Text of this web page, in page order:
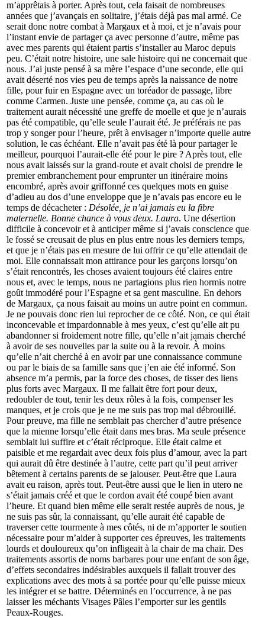
m’apprêtais à porter. Après tout, cela faisait de nombreuses
années que j’avançais en solitaire, j’étais déjà pas mal armé. Ce
serait donc notre combat à Margaux et à moi, et je n’avais pour
l’instant envie de partager ça avec personne d’autre, même pas
avec mes parents qui étaient partis s’installer au Maroc depuis
peu. C’était notre histoire, une sale histoire qui ne concernait que
nous. J’ai juste pensé à sa mère l’espace d’une seconde, elle qui
avait déserté nos vies peu de temps après la naissance de notre
fille, pour fuir en Espagne avec un toréador de passage, libre
comme Carmen. Juste une pensée, comme ça, au cas où le
traitement aurait nécessité une greffe de moelle et que je n’aurais
pas été compatible, qu’elle seule l’aurait été. Je préférais ne pas
trop y songer pour l’heure, prêt à envisager n’importe quelle autre
solution, le cas échéant. Elle n’avait pas été là pour partager le
meilleur, pourquoi l’aurait-elle été pour le pire ? Après tout, elle
nous avait laissés sur la grand-route et avait choisi de prendre le
premier embranchement pour emprunter un itinéraire moins
encombré, après avoir griffonné ces quelques mots en guise
d’adieu au dos d’une enveloppe que je n’avais pas encore eu le
temps de décacheter : Désolée, je n’ai jamais eu la fibre
maternelle. Bonne chance à vous deux. Laura. Une désertion
difficile à concevoir et à anticiper même si j’avais conscience que
le fossé se creusait de plus en plus entre nous les derniers temps,
et que je n’étais pas en mesure de lui offrir ce qu’elle attendait de
moi. Elle connaissait mon attirance pour les garçons lorsqu’on
s’était rencontrés, les choses avaient toujours été claires entre
nous et, avec le temps, nous ne partagions plus rien hormis notre
goût immodéré pour l’Espagne et sa gent masculine. En dehors
de Margaux, ça nous faisait au moins un autre point en commun.
Je ne pouvais donc rien lui reprocher de ce côté. Non, ce qui était
inconcevable et impardonnable à mes yeux, c’est qu’elle ait pu
abandonner si froidement notre fille, qu’elle n’ait jamais cherché
à avoir de ses nouvelles par la suite ou à la revoir. À moins
qu’elle n’ait cherché à en avoir par une connaissance commune
ou par le biais de sa famille sans que j’en aie été informé. Son
absence m’a permis, par la force des choses, de tisser des liens
plus forts avec Margaux. Il me fallait être fort pour deux,
redoubler de tout, tenir les deux rôles à la fois, compenser les
manques, et je crois que je ne me suis pas trop mal débrouillé.
Pour preuve, ma fille ne semblait pas chercher d’autre présence
que la mienne lorsqu’elle était dans mes bras. Ma seule présence
semblait lui suffire et c’était réciproque. Elle était calme et
paisible et me regardait avec deux fois plus d’amour, avec la part
qui aurait dû être destinée à l’autre, cette part qu’il peut arriver
bêtement à certains parents de se jalouser. Peut-être que Laura
avait eu raison, après tout. Peut-être aussi que le lien in utero ne
s’était jamais créé et que le cordon avait été coupé bien avant
l’heure. Et quand bien même elle serait restée auprès de nous, je
ne suis pas sûr, la connaissant, qu’elle aurait été capable de
traverser cette tourmente à mes côtés, ni de m’apporter le soutien
nécessaire pour m’aider à supporter ces épreuves, les traitements
lourds et douloureux qu’on infligeait à la chair de ma chair. Des
traitements assortis de noms barbares pour une enfant de son âge,
d’effets secondaires indésirables auxquels il fallait trouver des
explications avec des mots à sa portée pour qu’elle puisse mieux
les intégrer et se battre. Déterminés en l’occurrence, à ne pas
laisser les méchants Visages Pâles l’emporter sur les gentils
Peaux-Rouges.